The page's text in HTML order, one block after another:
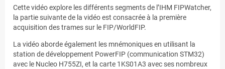
Cette vidéo explore les différents segments de l’IHM FIPWatcher,
la partie suivante de la vidéo est consacrée à la première
acquisition des trames sur le FIP/WorldFIP.
La vidéo aborde également les mnémoniques en utilisant la
station de développement PowerFIP (communication STM32)
avec le Nucleo H755ZI, et la carte 1KS01A3 avec ses nombreux